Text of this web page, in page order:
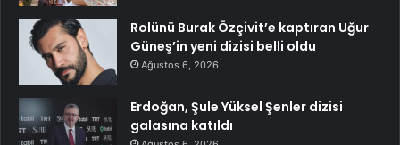
Rolünü Burak Özçivit’e kaptıran Uğur
Güneş’in yeni dizisi belli oldu
Ağustos 6, 2026
Erdoğan, Şule Yüksel Şenler dizisi
galasına katıldı